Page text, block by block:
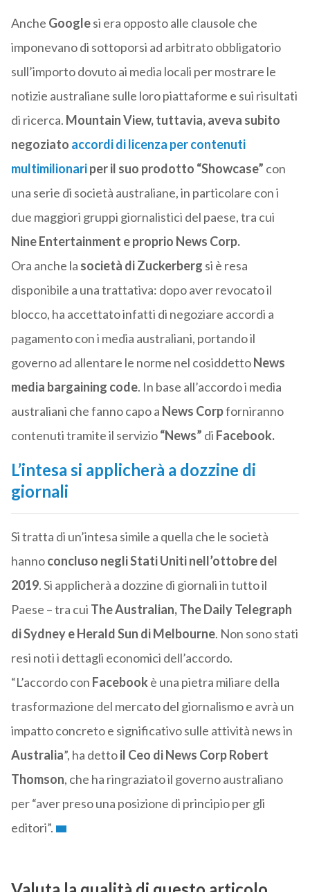
Anche Googlesi era opposto alle clausole che
imponevano di sottoporsi ad arbitrato obbligatorio
sull’importo dovuto ai media locali per mostrare le
notizie australiane sulle loro piattaforme e sui risultati
di ricerca. Mountain View, tuttavia, aveva subito
negoziato accordi di licenza per contenuti
multimilionariper il suo prodotto “Showcase” con
una serie di società australiane, in particolare con i
due maggiori gruppi giornalistici del paese, tra cui
Nine Entertainment e proprio News Corp.
Ora anche la società di Zuckerberg si è resa
disponibile a una trattativa: dopo aver revocato il
blocco, ha accettato infatti di negoziare accordi a
pagamento con i media australiani, portando il
governo ad allentare le norme nel cosiddettoNews
media bargaining code. In base all’accordo i media
australiani che fanno capo a News Corpforniranno
contenuti tramite il servizio“News” di Facebook.
L’intesa si applicherà a dozzine di
giornali
Si tratta di un’intesa simile a quella che le società
hannoconcluso negli Stati Uniti nell’ottobre del
2019. Si applicherà a dozzine di giornali in tutto il
Paese – tra cui The Australian, The Daily Telegraph
di Sydney e Herald Sun di Melbourne. Non sono stati
resi noti i dettagli economici dell’accordo.
“L’accordo con Facebookè una pietra miliare della
trasformazione del mercato del giornalismo e avrà un
impatto concreto e significativo sulle attività news in
Australia”, ha dettoil Ceo di News Corp Robert
Thomson, che ha ringraziato il governo australiano
per “aver preso una posizione di principio per gli
editori”.